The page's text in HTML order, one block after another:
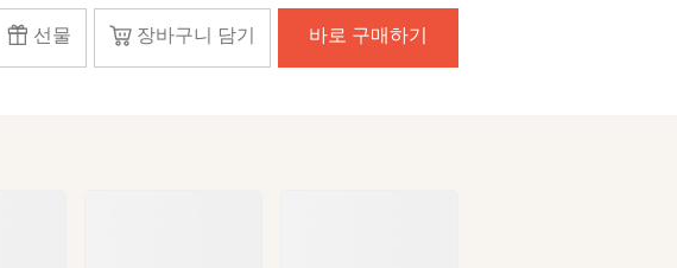
선물 장바구니 담기 바로 구매하기